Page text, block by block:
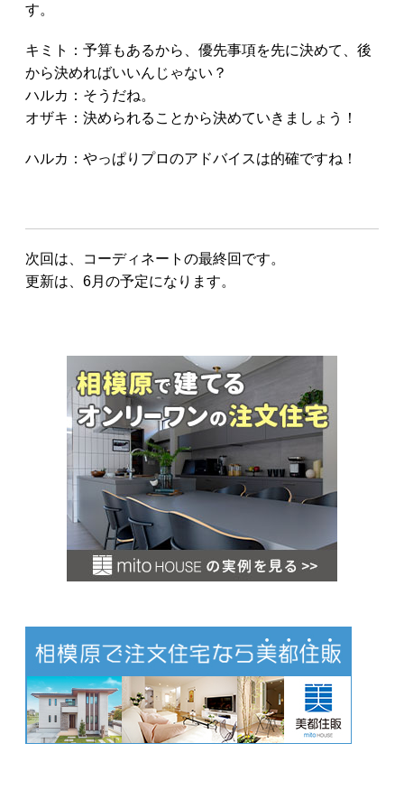
す。
キミト：予算もあるから、優先事項を先に決めて、後
から決めればいいんじゃない？
ハルカ：そうだね。
オザキ：決められることから決めていきましょう！
ハルカ：やっぱりプロのアドバイスは的確ですね！
次回は、コーディネートの最終回です。
更新は、6月の予定になります。